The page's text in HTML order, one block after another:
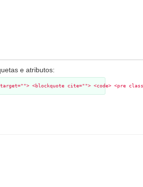
e atributos:
<blockquote cite=""> <code> <pre